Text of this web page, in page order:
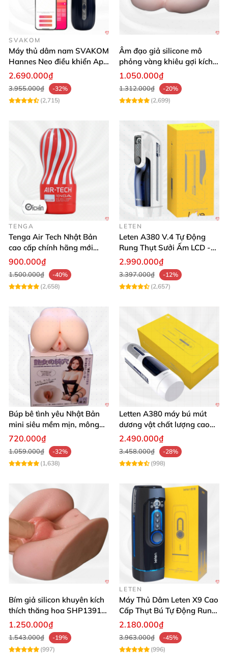
SVAKOM
Máy thủ dâm nam SVAKOM
Hannes Neo điều khiển App
tương tác
2.690.000₫
3.955.000₫
-32%
(2,715)
Âm đạo giả silicone mô
phỏng vàng khiêu gợi kích
thích mua
1.050.000₫
1.312.000₫
-20%
(2,699)
TENGA
Tenga Air Tech Nhật Bản
cao cấp chính hãng mới
seal giá tốt
900.000₫
1.500.000₫
-40%
(2,658)
LETEN
Leten A380 V.4 Tự Động
Rung Thụt Sưởi Ấm LCD -
Mua Ngay
2.990.000₫
3.397.000₫
-12%
(2,657)
Búp bê tình yêu Nhật Bản
mini siêu mềm mịn, mông
tròn quyến rũ
720.000₫
1.059.000₫
-32%
(1,638)
Letten A380 máy bú mút
dương vật chất lượng cao
giá tốt
2.490.000₫
3.458.000₫
-28%
(998)
Bím giả silicon khuyên kích
thích thăng hoa SHP1391
ShopHanhPhuc
1.250.000₫
1.543.000₫
-19%
(997)
LETEN
Máy Thủ Dâm Leten X9 Cao
Cấp Thụt Bú Tự Động Rung
Rên
2.180.000₫
3.963.000₫
-45%
(996)